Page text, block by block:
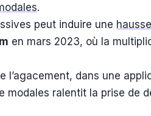
.
peut induire une
en mars 2023, où la
l’agacement, dans une
modales ralentit la prise de